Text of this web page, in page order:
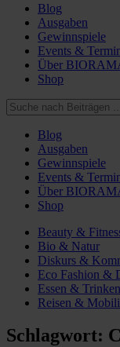
Blog
Ausgaben
Gewinnspiele
Events &
Über
Shop
Blog
Ausgaben
Gewinnspiele
Events &
Über
Shop
Beauty &
Bio & Natur
Diskurs &
Eco Fashion &
Essen & Trinken
Reisen &
Schlagwort: